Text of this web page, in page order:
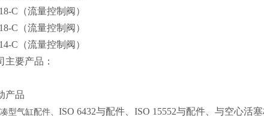
C（流量控制阀）
C（流量控制阀）
C（流量控制阀）
主要产品：
产品
型气缸配件、 ISO 6432与配件、ISO 15552与配件、与空心活